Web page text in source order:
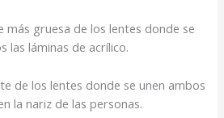
más gruesa de los lentes donde se
las láminas de acrílico.
de los lentes donde se unen ambos
la nariz de las personas.